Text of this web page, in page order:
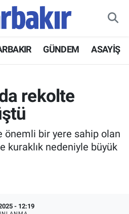
GÜNDEM ASAYİŞ
rekolte
önemli bir yere sahip olan
kuraklık nedeniyle büyük
- 12:19
ve Fikstür